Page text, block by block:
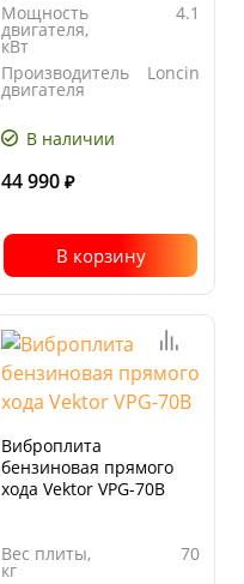
Мощность
двигателя,
кВт
4.1
Производитель
двигателя
Loncin
основания
плиты, мм
В наличии
44 990 ₽
В корзину
Виброплита
бензиновая прямого
хода Vektor VPG-70B
Вес плиты,
кг
70